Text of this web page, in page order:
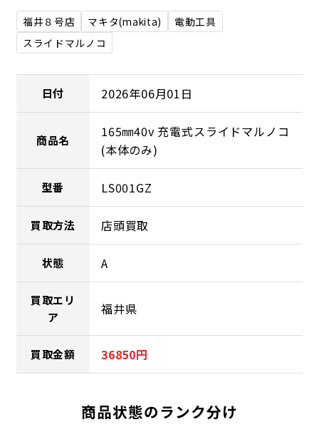
福井８号店 マキタ(makita)
電動工具
スライドマルノコ
日付 2026年06月01日
商品名
165㎜40v 充電式スライドマルノコ
(本体のみ)
型番 LS001GZ
買取方法 店頭買取
状態 A
買取エリ
ア
福井県
買取金額 36850円
商品状態のランク分け